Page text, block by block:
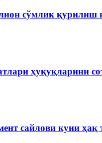
сўмлик
ҳуқуқларини
сайлови куни